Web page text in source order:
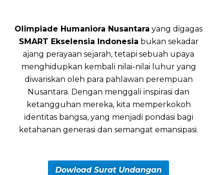
Olimpiade Humaniora Nusantara yang digagas
SMART Ekselensia Indonesia bukan sekadar
ajang perayaan sejarah, tetapi sebuah upaya
menghidupkan kembali nilai-nilai luhur yang
diwariskan oleh para pahlawan perempuan
Nusantara. Dengan menggali inspirasi dan
ketangguhan mereka, kita memperkokoh
identitas bangsa, yang menjadi pondasi bagi
ketahanan generasi dan semangat emansipasi.
Dowload Surat Undangan